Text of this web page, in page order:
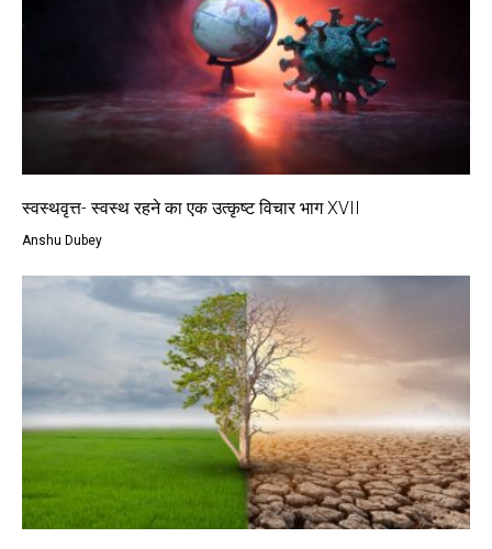
स्वस्थवृत्त- स्वस्थ रहने का एक उत्कृष्ट विचार भाग XVII
Anshu Dubey